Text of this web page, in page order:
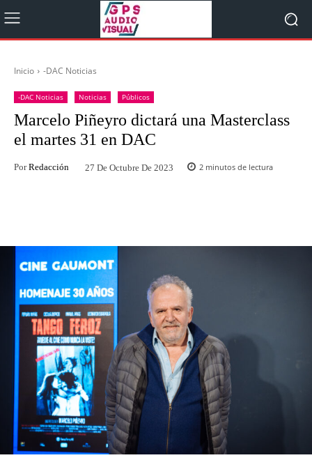
Inicio -DAC Noticias
-DAC Noticias Noticias Públicos
Marcelo Piñeyro dictará una Masterclass
el martes 31 en DAC
Por Redacción 27 De Octubre De 2023 2 minutos de lectura